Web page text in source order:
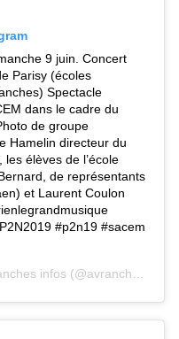
9 juin. Concert
Parisy (écoles
Spectacle
dans le cadre du
de groupe
Hamelin directeur du
élèves de l’école
de représentants
et Laurent Coulon
#p2n19 #sacem
infos (@avranches.infos) le 11 Juin 2019 à 2 :22 PDT